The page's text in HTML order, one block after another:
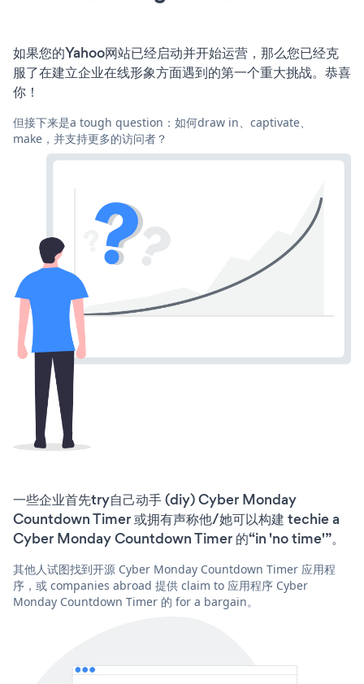
如果您的Yahoo网站已经启动并开始运营，那么您已经克
服了在建立企业在线形象方面遇到的第一个重大挑战。恭喜
你！
但接下来是a tough question：如何draw in、captivate、
make，并支持更多的访问者？
一些企业首先try自己动手 (diy) Cyber Monday
Countdown Timer 或拥有声称他/她可以构建 techie a
Cyber Monday Countdown Timer 的“in 'no time'”。
其他人试图找到开源 Cyber Monday Countdown Timer 应用程
序，或 companies abroad 提供 claim to 应用程序 Cyber
Monday Countdown Timer 的 for a bargain。